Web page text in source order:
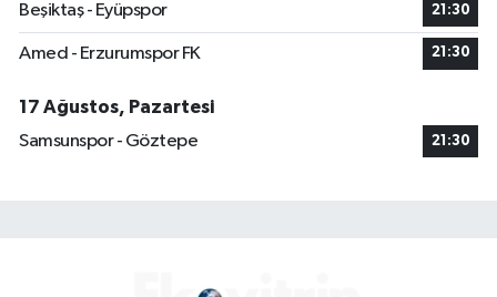
Beşiktaş - Eyüpspor 21:30
Amed - Erzurumspor FK 21:30
17 Ağustos, Pazartesi
Samsunspor - Göztepe
21:30